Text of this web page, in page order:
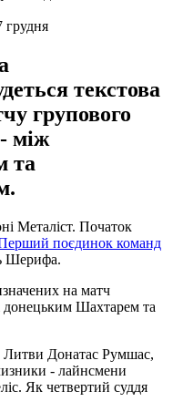
текстова
групового
між
та
Металіст. Початок
поєдинок команд
Шерифа.
на матч
донецьким Шахтарем та
Литви Донатас Румшас,
- лайнсмени
Як четвертий суддя